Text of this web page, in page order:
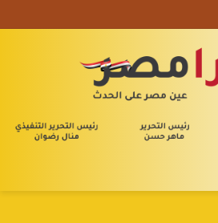
الوجود علامة استفهام